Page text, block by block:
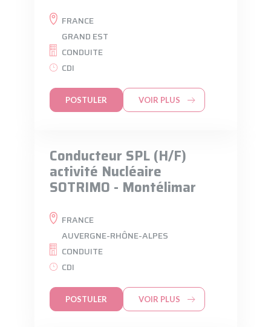
FRANCE
GRAND EST
CONDUITE
CDI
POSTULER VOIR PLUS
Conducteur SPL (H/F)
activité Nucléaire
SOTRIMO - Montélimar
FRANCE
AUVERGNE-RHÔNE-ALPES
CONDUITE
CDI
POSTULER VOIR PLUS